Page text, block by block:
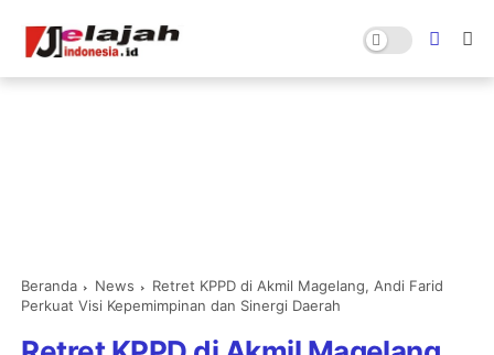
Beranda News
Retret KPPD di Akmil Magelang, Andi Farid
Perkuat Visi Kepemimpinan dan Sinergi Daerah